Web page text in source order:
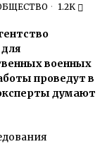
1.2K
военных
проведут в
думают